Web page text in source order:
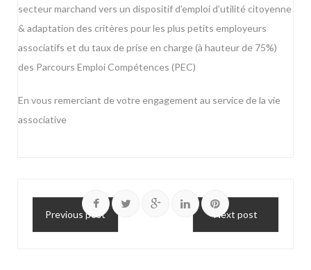
secteur marchand vers un dispositif d’emploi d’utilité citoyenne
& adaptation des critères pour les plus petits employeurs
associatifs et du taux de prise en charge (à hauteur de 75%)
des Parcours Emploi Compétences (PEC)
En vous remerciant de votre engagement au service de la vie
associative
Previous post Next post